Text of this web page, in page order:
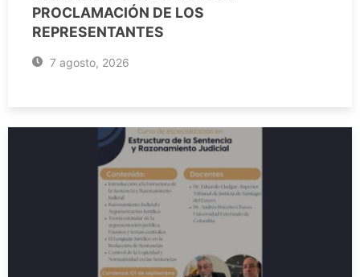
PROCLAMACIÓN DE LOS
REPRESENTANTES
7 agosto, 2026